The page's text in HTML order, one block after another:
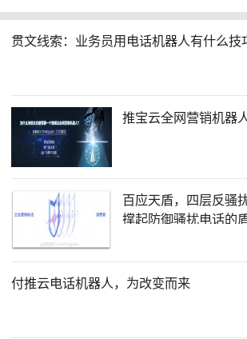
贯文线索：业务员用电话机器人有什么技
推宝云全网营销机器
百应天盾，四层反骚
撑起防御骚扰电话的
付推云电话机器人，为改变而来